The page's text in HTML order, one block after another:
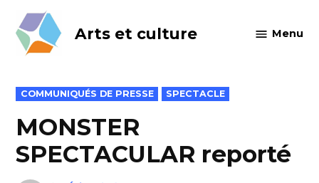
content
Arts et culture Menu
POSTED
IN
COMMUNIQUÉS DE PRESSE SPECTACLE
MONSTER
SPECTACULAR reporté